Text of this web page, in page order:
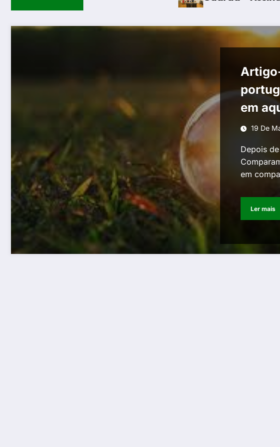
em
19 De
Depois
em
Ler mais